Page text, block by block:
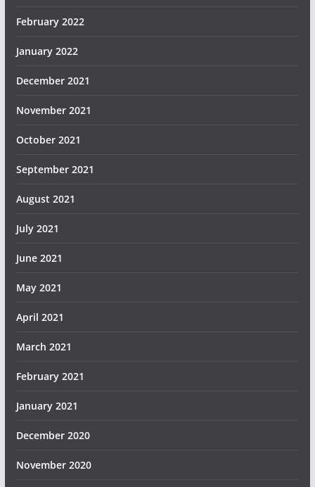
February 2022
January 2022
December 2021
November 2021
October 2021
September 2021
August 2021
July 2021
June 2021
May 2021
April 2021
March 2021
February 2021
January 2021
December 2020
November 2020